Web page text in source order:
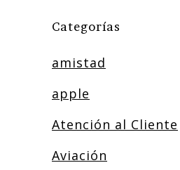
Categorías
amistad
apple
Atención al Cliente
Aviación